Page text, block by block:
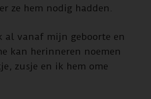
ze hem nodig hadden.
al vanaf mijn geboorte en
kan herinneren noemen
zusje en ik hem ome